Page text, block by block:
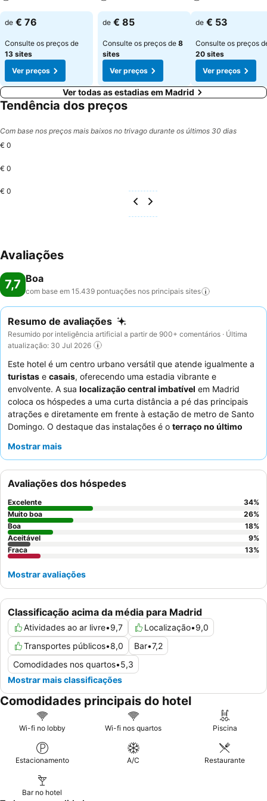
Ver preços
de € 76
Consulte os preços de
13 sites
Ver preços
Ver preços
de € 85
Consulte os preços de 8
sites
Ver preços
Ver preços
de € 53
Consulte os preços
20 sites
Ver preços
Ver todas as estadias em Madrid
Tendência dos preços
Com base nos preços mais baixos no trivago durante os últimos 30 dias
€ 0
€ 0
€ 0
Avaliações
7,7 Boa
com base em 15.439 pontuações nos principais sites
Resumo de avaliações
Resumido por inteligência artificial a partir de 900+ comentários · Última
atualização: 30 Jul 2026
Este hotel é um centro urbano versátil que atende igualmente a
turistas e casais, oferecendo uma estadia vibrante e
envolvente. A sua localização central imbatível em Madrid
coloca os hóspedes a uma curta distância a pé das principais
atrações e diretamente em frente à estação de metro de Santo
Domingo. O destaque das instalações é o terraço no último
Os hóspedes elogiam consistentemente o
pequeno-almoço
. Para uma experiência única, considere
solicitar um dosquartos temáticos
ambiente florestal.
Mostrar mais
Classificação acima da média para Madrid
Atividades ao ar livre•9,7 Localização•9,0
Transportes públicos•8,0 Bar•7,2
Comodidades nos quartos•5,3
Mostrar mais classificações
Avaliações dos hóspedes
Excelente 34%
Muito boa
26%
Boa
18%
Aceitável
9%
Fraca
13%
Mostrar avaliações
Comodidades principais do hotel
Wi-fi no lobby Wi-fi nos quartos Piscina
Estacionamento A/C Restaurante
Bar no hotel